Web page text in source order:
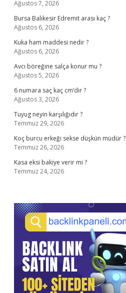
Ağustos 7, 2026
Bursa Balıkesir Edremit arası kaç ?
Ağustos 6, 2026
Kuka ham maddesi nedir ?
Ağustos 6, 2026
Avcı böreğine salça konur mu ?
Ağustos 5, 2026
6 numara saç kaç cm’dir ?
Ağustos 3, 2026
Tuyug neyin karşılığıdır ?
Temmuz 29, 2026
Koç burcu erkeği sekse düşkün müdür ?
Temmuz 26, 2026
Kasa eksi bakiye verir mi ?
Temmuz 24, 2026